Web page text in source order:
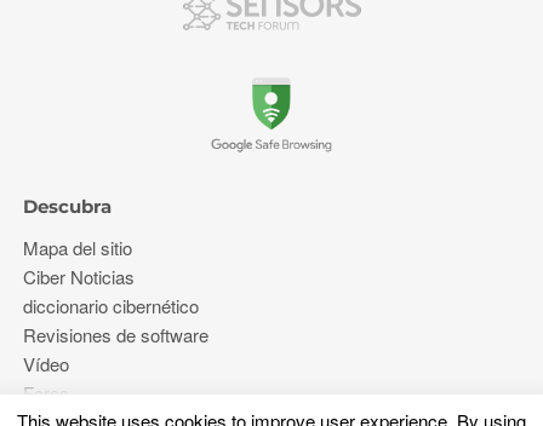
This website uses cookies to improve user experience. By using
Descubra
Mapa del sitio
Ciber Noticias
diccionario cibernético
Revisiones de software
Vídeo
Foros